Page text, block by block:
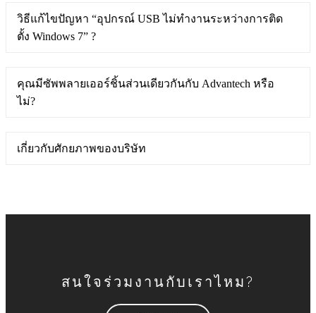
วิธีแก้ไขปัญหา “อุปกรณ์ USB ไม่ทำงานระหว่างการติด
ตั้ง Windows 7” ?
คุณมีซัพพลายเออร์ชิ้นส่วนเดียวกันกับ Advantech หรือ
ไม่?
เกี่ยวกับศักยภาพของบริษัท
สนใจร่วมงานกับเราไหม?